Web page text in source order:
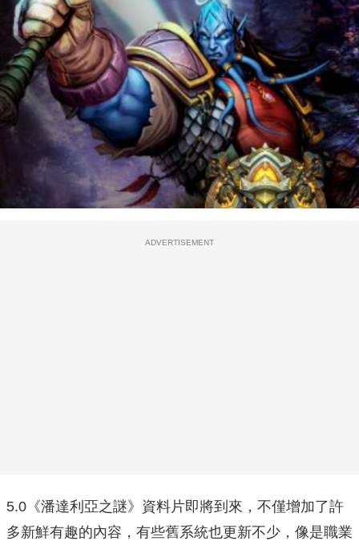
ADVERTISEMENT
5.0《潘達利亞之謎》資料片即將到來，不僅增加了許
多新鮮有趣的內容，有些舊系統也更新不少，像是職業